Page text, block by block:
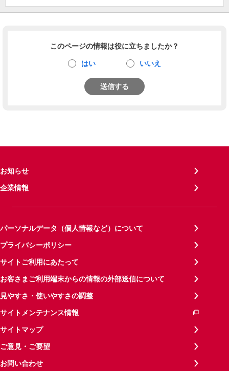
このページの情報は役に立ちましたか？
はい いいえ
送信する
お知らせ
企業情報
パーソナルデータ（個人情報など）について
プライバシーポリシー
サイトご利用にあたって
お客さまご利用端末からの情報の外部送信について
見やすさ・使いやすさの調整
サイトメンテナンス情報
サイトマップ
ご意見・ご要望
お問い合わせ